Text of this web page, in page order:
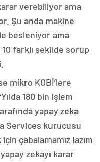
verebiliyor ama
Şu anda makine
besleniyor ama
farklı şekilde sorup
mikro KOBİ’lere
180 bin işlem
yapay zeka
Services kurucusu
çabalamamız lazım
zekayı karar